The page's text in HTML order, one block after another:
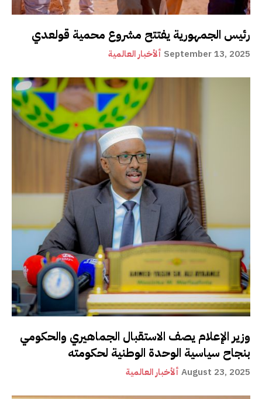
رئيس الجمهورية يفتتح مشروع محمية قولعدي
ألأخبار العالمية September 13, 2025
وزير الإعلام يصف الاستقبال الجماهيري والحكومي
بنجاح سياسية الوحدة الوطنية لحكومته
ألأخبار العالمية August 23, 2025